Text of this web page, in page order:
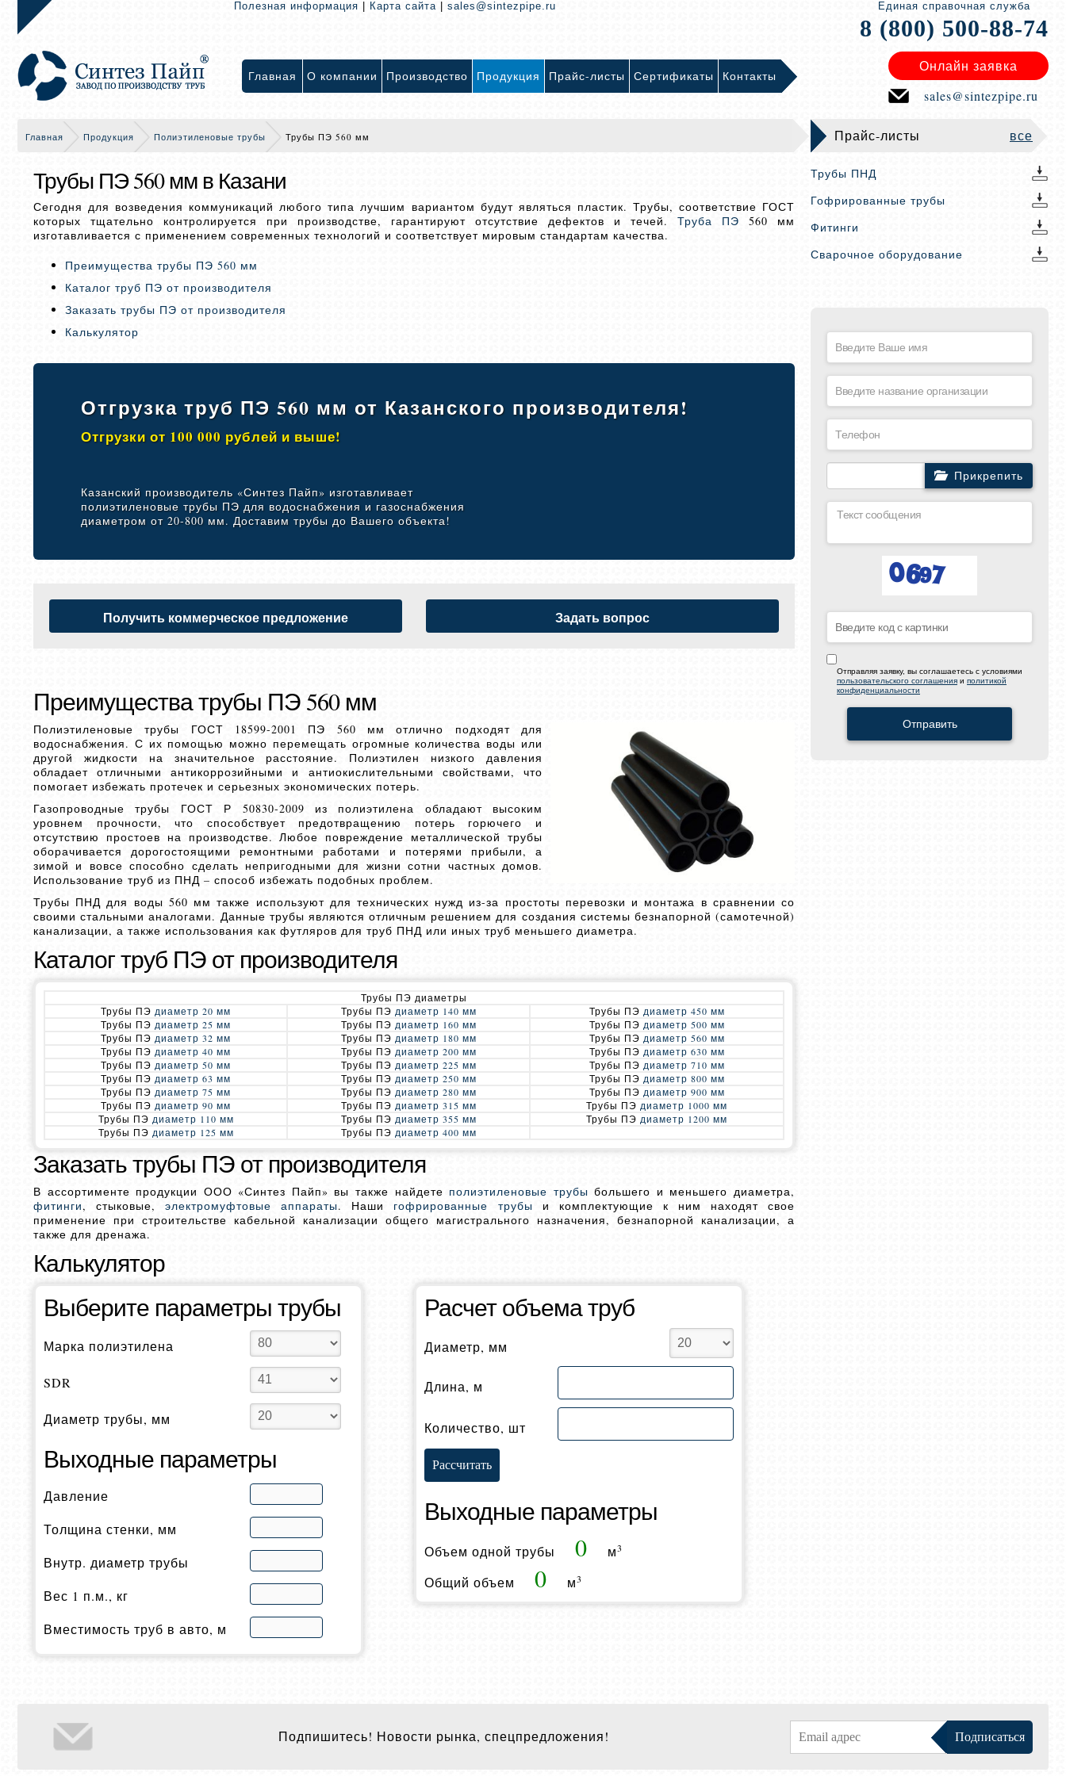
Полезная информация Карта сайта sales@sintezpipe.ru Единая справочная служба
8 (800) 500-88-74
Главная О компании Производство Продукция Прайс-листы Сертификаты Контакты
Онлайн заявка
sales@sintezpipe.ru
Главная Продукция Полиэтиленовые трубы Трубы ПЭ 560 мм
Трубы ПЭ 560 мм в Казани
Сегодня для возведения коммуникаций любого типа лучшим вариантом будут являться пластик. Трубы, соответствие ГОСТ
которых тщательно контролируется при производстве, гарантируют отсутствие дефектов и течей. Труба ПЭ 560 мм
изготавливается с применением современных технологий и соответствует мировым стандартам качества.
Преимущества трубы ПЭ 560 мм
Каталог труб ПЭ от производителя
Заказать трубы ПЭ от производителя
Калькулятор
Отгрузка труб ПЭ 560 мм от Казанского производителя!
Отгрузки от 100 000 рублей и выше!
Казанский производитель «Синтез Пайп» изготавливает
полиэтиленовые трубы ПЭ для водоснабжения и газоснабжения
диаметром от 20-800 мм. Доставим трубы до Вашего объекта!
Получить коммерческое предложение Задать вопрос
Преимущества трубы ПЭ 560 мм
Полиэтиленовые трубы ГОСТ 18599-2001 ПЭ 560 мм отлично подходят для
водоснабжения. С их помощью можно перемещать огромные количества воды или
другой жидкости на значительное расстояние. Полиэтилен низкого давления
обладает отличными антикоррозийными и антиокислительными свойствами, что
помогает избежать протечек и серьезных экономических потерь.
Газопроводные трубы ГОСТ Р 50830-2009 из полиэтилена обладают высоким
уровнем прочности, что способствует предотвращению потерь горючего и
отсутствию простоев на производстве. Любое повреждение металлической трубы
оборачивается дорогостоящими ремонтными работами и потерями прибыли, а
зимой и вовсе способно сделать непригодными для жизни сотни частных домов.
Использование труб из ПНД – способ избежать подобных проблем.
Трубы ПНД для воды 560 мм также используют для технических нужд из-за простоты перевозки и монтажа в сравнении со
своими стальными аналогами. Данные трубы являются отличным решением для создания системы безнапорной (самотечной)
канализации, а также использования как футляров для труб ПНД или иных труб меньшего диаметра.
Каталог труб ПЭ от производителя
Трубы ПЭ диаметры
Трубы ПЭ диаметр 20 мм Трубы ПЭ диаметр 140 мм Трубы ПЭ диаметр 450 мм
Трубы ПЭ диаметр 25 мм Трубы ПЭ диаметр 160 мм Трубы ПЭ диаметр 500 мм
Трубы ПЭ диаметр 32 мм Трубы ПЭ диаметр 180 мм Трубы ПЭ диаметр 560 мм
Трубы ПЭ диаметр 40 мм Трубы ПЭ диаметр 200 мм Трубы ПЭ диаметр 630 мм
Трубы ПЭ диаметр 50 мм Трубы ПЭ диаметр 225 мм Трубы ПЭ диаметр 710 мм
Трубы ПЭ диаметр 63 мм Трубы ПЭ диаметр 250 мм Трубы ПЭ диаметр 800 мм
Трубы ПЭ диаметр 75 мм Трубы ПЭ диаметр 280 мм Трубы ПЭ диаметр 900 мм
Трубы ПЭ диаметр 90 мм Трубы ПЭ диаметр 315 мм Трубы ПЭ диаметр 1000 мм
Трубы ПЭ диаметр 110 мм Трубы ПЭ диаметр 355 мм Трубы ПЭ диаметр 1200 мм
Трубы ПЭ диаметр 125 мм Трубы ПЭ диаметр 400 мм
Заказать трубы ПЭ от производителя
В ассортименте продукции ООО «Синтез Пайп» вы также найдете полиэтиленовые трубы большего и меньшего диаметра,
фитинги, стыковые,электромуфтовые аппараты. Наши гофрированные трубы и комплектующие к ним находят свое
применение при строительстве кабельной канализации общего магистрального назначения, безнапорной канализации, а
также для дренажа.
Калькулятор
Выберите параметры трубы
Марка полиэтилена
SDR
Диаметр трубы, мм
Выходные параметры
Давление
Толщина стенки, мм
Внутр. диаметр трубы
Вес 1 п.м., кг
Вместимость труб в авто, м
Расчет объема труб
Диаметр, мм
Длина, м
Количество, шт
Выходные параметры
Объем одной трубы 0 м3
Общий объем 0 м3
Прайс-листы все
Трубы ПНД
Гофрированные трубы
Фитинги
Сварочное оборудование
Прикрепить
Отправляя заявку, вы соглашаетесь с условиями
пользовательского соглашения и политикой
конфиденциальности
Отправить
Подпишитесь! Новости рынка, спецпредложения!